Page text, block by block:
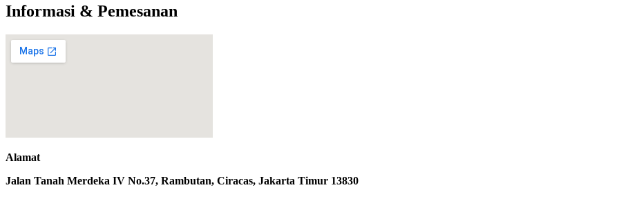
Informasi & Pemesanan
Alamat
Jalan Tanah Merdeka IV No.37, Rambutan, Ciracas, Jakarta Timur 13830